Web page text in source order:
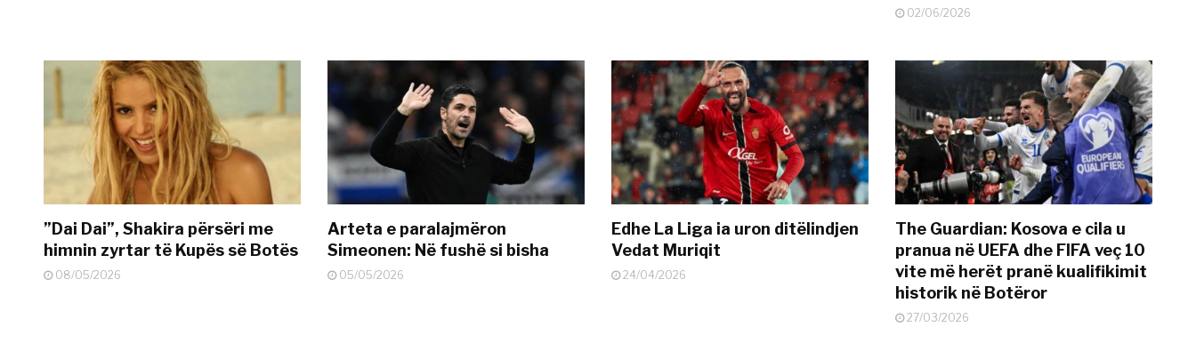
02/06/2026
”Dai Dai”, Shakira përsëri me
himnin zyrtar të Kupës së Botës
08/05/2026
Arteta e paralajmëron
Simeonen: Në fushë si bisha
05/05/2026
Edhe La Liga ia uron ditëlindjen
Vedat Muriqit
24/04/2026
The Guardian: Kosova e cila u
pranua në UEFA dhe FIFA veç 10
vite më herët pranë kualifikimit
historik në Botëror
27/03/2026